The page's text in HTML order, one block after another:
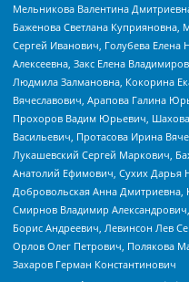
Мельникова Валентина
Баженова Светлана Куприяновна,
Сергей Иванович, Голубева Елена
Алексеевна, Закс Елена
Людмила Залмановна, Кокорина
Вячеславович, Арапова Галина
Прохоров Вадим Юрьевич, Шахова
Васильевич, Протасова Ирина
Лукашевский Сергей Маркович,
Анатолий Ефимович, Сухих Дарья
Добровольская Анна Дмитриевна,
Смирнов Владимир
Борис Андреевич, Левинсон Лев
Орлов Олег Петрович, Полякова
Захаров Герман Константинович